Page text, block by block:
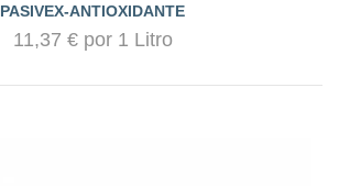
PASIVEX-ANTIOXIDANTE
11,37 € por 1 Litro